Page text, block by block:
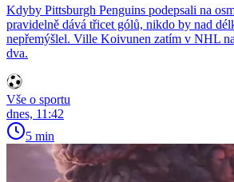
Kdyby Pittsburgh Penguins podepsali na
pravidelně dává třicet gólů, nikdo by nad
nepřemýšlel. Ville Koivunen zatím v NHL
dva.
Vše o sportu
dnes, 11:42
5 min